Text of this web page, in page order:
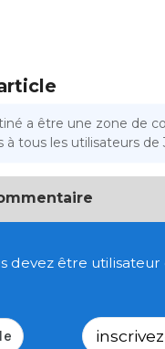
a être une zone de
tous les utilisateurs de
devez être utilisateur